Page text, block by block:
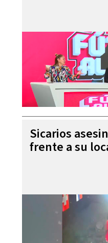
Sicarios
frente a su